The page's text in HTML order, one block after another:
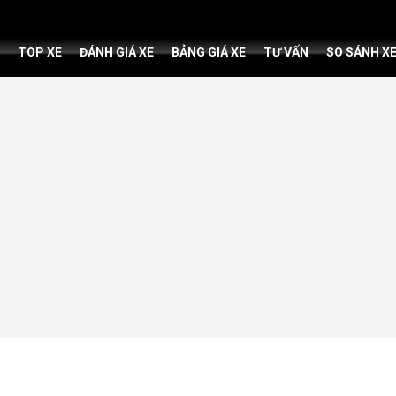
TOP XE ĐÁNH GIÁ XE BẢNG GIÁ XE TƯ VẤN SO SÁNH XE